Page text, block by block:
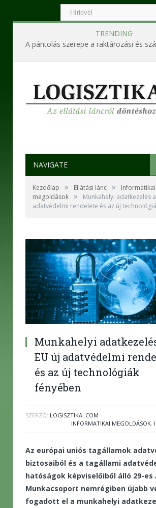
TRENDING
NAVIGATE
Kezdőlap » Ellátási lánc »
Informatikai
megoldások »
Munkahelyi adatkezelés
adatvédelmi rendelete és az új
Munkahelyi
EU új adatvédelmi
és az új technológiák
fényében
SZERZŐ: LOGISZTIKA .COM
INFORMATIKAI MEGOLDÁSOK,
Az európai uniós tagállamok
biztosaiból és a tagállami
hatóságok képviselőiből álló 29-es
Munkacsoport nemrégiben újabb
fogadott el a munkahelyi